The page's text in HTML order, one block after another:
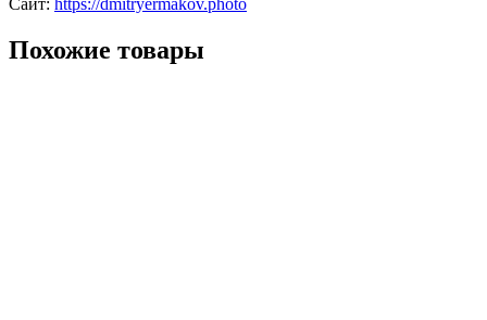
Сайт: https://dmitryermakov.photo
Похожие товары